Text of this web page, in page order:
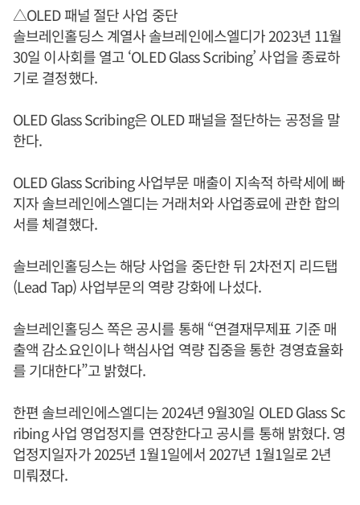
△OLED 패널 절단 사업 중단
솔브레인홀딩스 계열사 솔브레인에스엘디가 2023년 11월
30일 이사회를 열고 ‘OLED Glass Scribing’ 사업을 종료하
기로 결정했다.
OLED Glass Scribing은 OLED 패널을 절단하는 공정을 말
한다.
OLED Glass Scribing 사업부문 매출이 지속적 하락세에 빠
지자 솔브레인에스엘디는 거래처와 사업종료에 관한 합의
서를 체결했다.
솔브레인홀딩스는 해당 사업을 중단한 뒤 2차전지 리드탭
(Lead Tap) 사업부문의 역량 강화에 나섰다.
솔브레인홀딩스 쪽은 공시를 통해 “연결재무제표 기준 매
출액 감소요인이나 핵심사업 역량 집중을 통한 경영효율화
를 기대한다”고 밝혔다.
한편 솔브레인에스엘디는 2024년 9월30일 OLED Glass Sc
ribing 사업 영업정지를 연장한다고 공시를 통해 밝혔다. 영
업정지일자가 2025년 1월1일에서 2027년 1월1일로 2년
미뤄졌다.